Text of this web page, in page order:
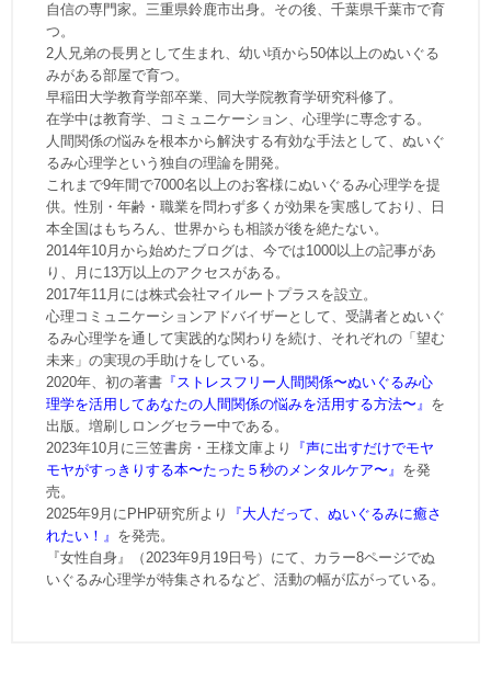
自信の専門家。三重県鈴鹿市出身。その後、千葉県千葉市で育
つ。
2人兄弟の長男として生まれ、幼い頃から50体以上のぬいぐる
みがある部屋で育つ。
早稲田大学教育学部卒業、同大学院教育学研究科修了。
在学中は教育学、コミュニケーション、心理学に専念する。
人間関係の悩みを根本から解決する有効な手法として、ぬいぐ
るみ心理学という独自の理論を開発。
これまで9年間で7000名以上のお客様にぬいぐるみ心理学を提
供。性別・年齢・職業を問わず多くが効果を実感しており、日
本全国はもちろん、世界からも相談が後を絶たない。
2014年10月から始めたブログは、今では1000以上の記事があ
り、月に13万以上のアクセスがある。
2017年11月には株式会社マイルートプラスを設立。
心理コミュニケーションアドバイザーとして、受講者とぬいぐ
るみ心理学を通して実践的な関わりを続け、それぞれの「望む
未来」の実現の手助けをしている。
2020年、初の著書 『ストレスフリー人間関係〜ぬいぐるみ心
理学を活用してあなたの人間関係の悩みを活用する方法〜』 を
出版。増刷しロングセラー中である。
2023年10月に三笠書房・王様文庫より
『声に出すだけでモヤ
モヤがすっきりする本〜たった５秒のメンタルケア〜』 を発
売。
2025年9月にPHP研究所より
『大人だって、ぬいぐるみに癒さ
れたい！』 を発売。
『女性自身』（2023年9月19日号）にて、カラー8ページでぬ
いぐるみ心理学が特集されるなど、活動の幅が広がっている。